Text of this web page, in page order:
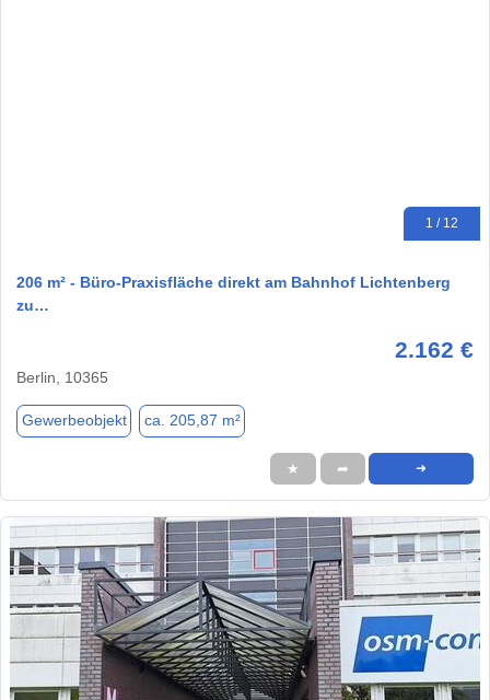
1 / 12
206 m² - Büro-Praxisfläche direkt am Bahnhof Lichtenberg
zu…
2.162 €
Berlin, 10365
Gewerbeobjekt ca. 205,87 m²
★ ➦ ➜